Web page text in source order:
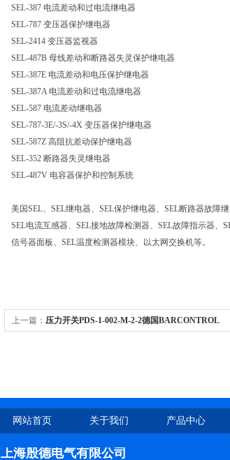
SEL-387 电流差动和过电流继电器
SEL-787 变压器保护继电器
SEL-2414 变压器监视器
SEL-487B 母线差动和断路器失灵保护继电器
SEL-387E 电流差动和电压保护继电器
SEL-387A 电流差动和过电流继电器
SEL-587 电流差动继电器
SEL-787-3E/-3S/-4X 变压器保护继电器
SEL-587Z 高阻抗差动保护继电器
SEL-352 断路器失灵继电器
SEL-487V 电容器保护和控制系统
美国SEL、 SEL继电器、 SEL保护继电器、 SEL断路器故障继
SEL电流互感器、 SEL接地故障检测器、 SEL故障指示器、
信号器面板、 SEL温度检测器模块、以太网交换机等。
上一篇： 压力开关PDS-1-002-M-2-2德国BARCONTROL
网站首页 关于我们 产品中心
上海殷德电气有限公司